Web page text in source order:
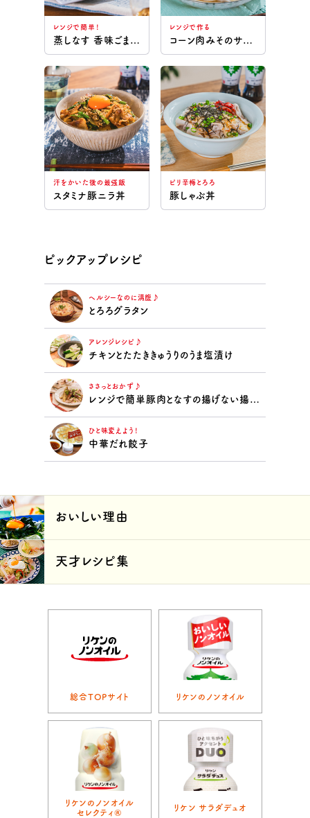
レンジで簡単！
蒸しなす 香味ごまだれ
レンジで作る
コーン肉みそのサラダうどん
汗をかいた後の最強飯
スタミナ豚ニラ丼
ピリ辛梅とろろ
豚しゃぶ丼
ピックアップレシピ
ヘルシーなのに満腹♪
とろろグラタン
アレンジレシピ♪
チキンとたたききゅうりのうま塩漬け
ささっとおかず♪
レンジで簡単豚肉となすの揚げない揚げ浸し
ひと味変えよう！
中華だれ餃子
おいしい理由
天才レシピ集
総合TOPサイト リケンのノンオイル
リケンのノンオイル
セレクティ®
リケン サラダデュオ